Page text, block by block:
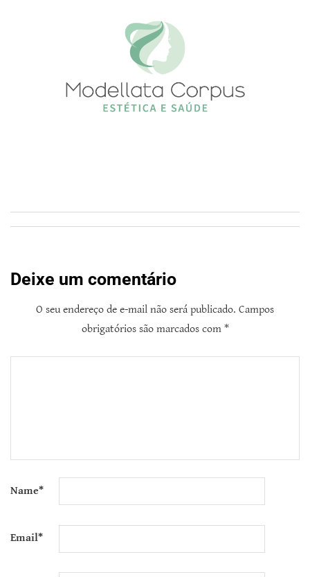
Deixe um comentário
O seu endereço de e-mail não será publicado. Campos
obrigatórios são marcados com *
Name*
Email*